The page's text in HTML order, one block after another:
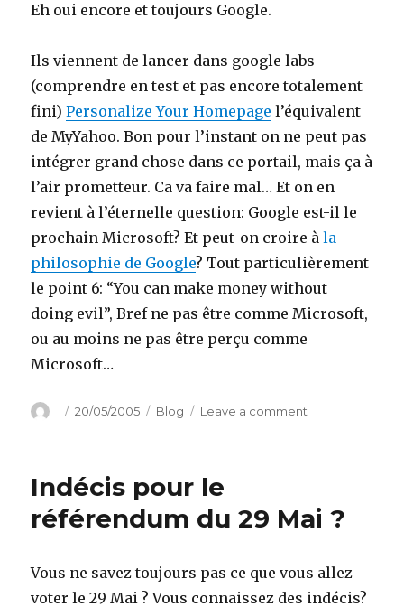
Eh oui encore et toujours Google.
Ils viennent de lancer dans google labs
(comprendre en test et pas encore totalement
fini)Personalize Your Homepage l’équivalent
de MyYahoo. Bon pour l’instant on ne peut pas
intégrer grand chose dans ce portail, mais ça à
l’air prometteur. Ca va faire mal… Et on en
revient à l’éternelle question: Google est-il le
prochain Microsoft? Et peut-on croire àla
philosophie de Google? Tout particulièrement
le point 6: “You can make money without
doing evil”, Bref ne pas être comme Microsoft,
ou au moins ne pas être perçu comme
Microsoft…
Author
Posted
20/05/2005 Categories
Blog Leave a comment
front…
Indécis pour le
référendum du 29 Mai ?
Vous ne savez toujours pas ce que vous allez
voter le 29 Mai ? Vous connaissez des indécis?